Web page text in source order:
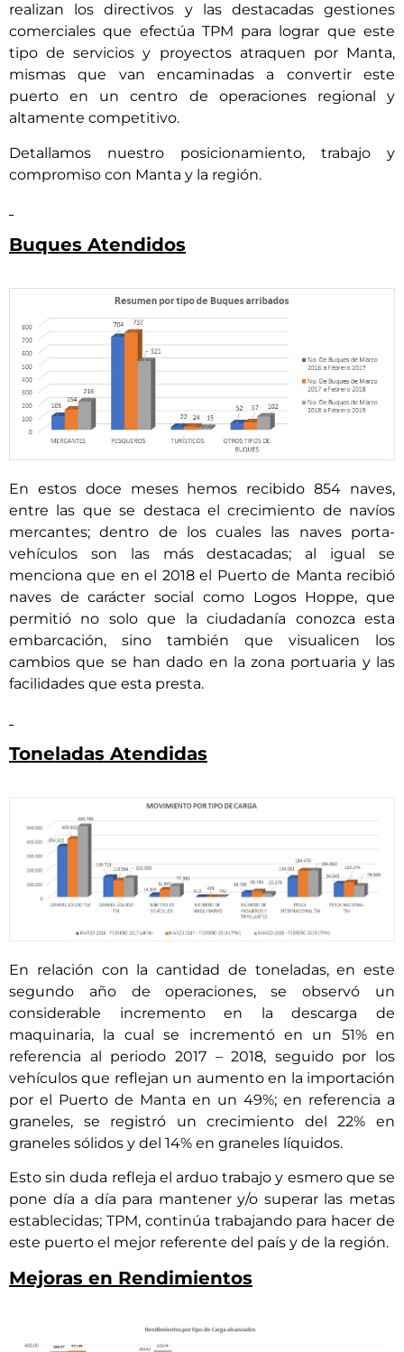
realizan los directivos y las destacadas gestiones
comerciales que efectúa TPM para lograr que este
tipo de servicios y proyectos atraquen por Manta,
mismas que van encaminadas a convertir este
puerto en un centro de operaciones regional y
altamente competitivo.
Detallamos nuestro posicionamiento, trabajo y
compromiso con Manta y la región.
Buques Atendidos
En estos doce meses hemos recibido 854 naves,
entre las que se destaca el crecimiento de navíos
mercantes; dentro de los cuales las naves porta-
vehículos son las más destacadas; al igual se
menciona que en el 2018 el Puerto de Manta recibió
naves de carácter social como Logos Hoppe, que
permitió no solo que la ciudadanía conozca esta
embarcación, sino también que visualicen los
cambios que se han dado en la zona portuaria y las
facilidades que esta presta.
Toneladas Atendidas
En relación con la cantidad de toneladas, en este
segundo año de operaciones, se observó un
considerable incremento en la descarga de
maquinaria, la cual se incrementó en un 51% en
referencia al periodo 2017 – 2018, seguido por los
vehículos que reflejan un aumento en la importación
por el Puerto de Manta en un 49%; en referencia a
graneles, se registró un crecimiento del 22% en
graneles sólidos y del 14% en graneles líquidos.
Esto sin duda refleja el arduo trabajo y esmero que se
pone día a día para mantener y/o superar las metas
establecidas; TPM, continúa trabajando para hacer de
este puerto el mejor referente del país y de la región.
Mejoras en Rendimientos